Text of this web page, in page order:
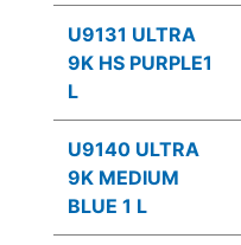
U9131 ULTRA
9K HS PURPLE1
L
U9140 ULTRA
9K MEDIUM
BLUE 1 L